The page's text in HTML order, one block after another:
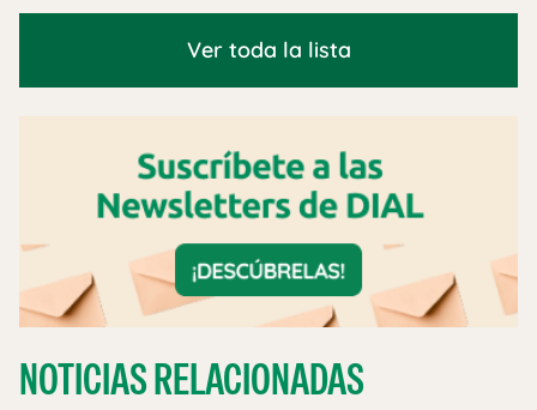
Ver toda la lista
NOTICIAS RELACIONADAS